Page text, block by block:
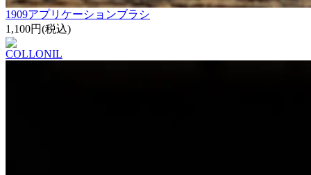
1909アプリケーションブラシ
1,100円(税込)
COLLONIL